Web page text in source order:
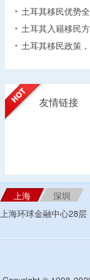
土耳其移民优势
土耳其入籍移民
土耳其移民政策
友情链接
上海
深圳
上海环球金融中心28层